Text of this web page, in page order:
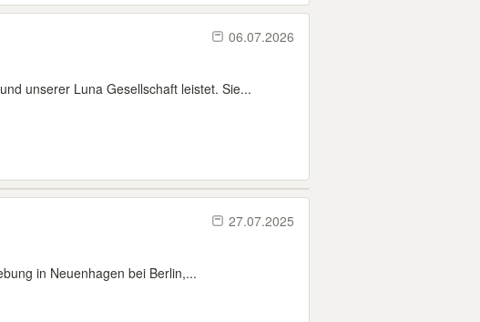
06.07.2026
unserer Luna Gesellschaft leistet. Sie...
27.07.2025
in Neuenhagen bei Berlin,...